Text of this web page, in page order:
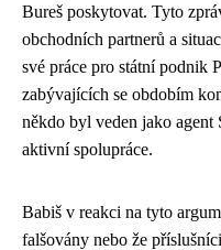
Bureš poskytovat. Tyto
obchodních partnerů a
své práce pro státní podnik
zabývajících se obdobím
někdo byl veden jako agent
aktivní spolupráce.
Babiš v reakci na tyto
falšovány nebo že